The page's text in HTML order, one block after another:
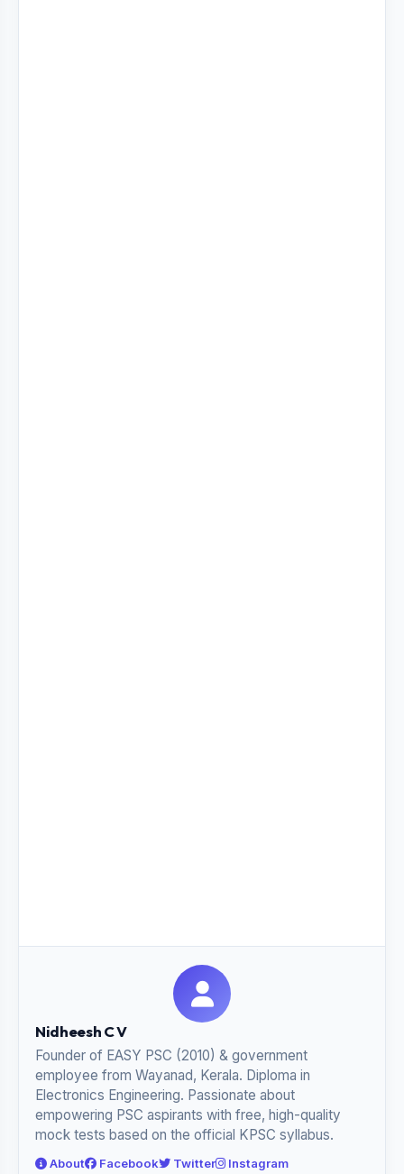
Nidheesh C V
Founder of EASY PSC (2010) & government
employee from Wayanad, Kerala. Diploma in
Electronics Engineering. Passionate about
empowering PSC aspirants with free, high-quality
mock tests based on the official KPSC syllabus.
About Facebook Twitter Instagram